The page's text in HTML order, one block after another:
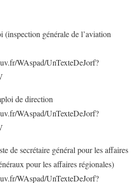
(inspection générale de l’aviation
WAspad/UnTexteDeJorf?
de direction
WAspad/UnTexteDeJorf?
de secrétaire général pour les affaires
pour les affaires régionales)
WAspad/UnTexteDeJorf?